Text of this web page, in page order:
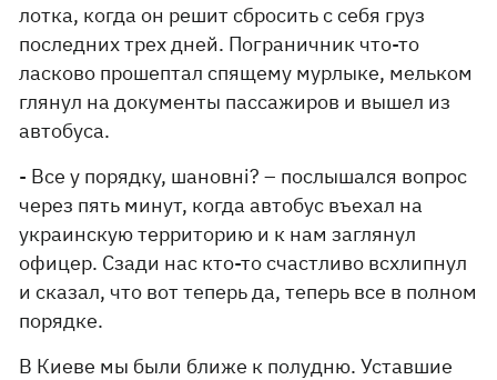
лотка, когда он решит сбросить с себя груз
последних трех дней. Пограничник что-то
ласково прошептал спящему мурлыке, мельком
глянул на документы пассажиров и вышел из
автобуса.
- Все у порядку, шановні? – послышался вопрос
через пять минут, когда автобус въехал на
украинскую территорию и к нам заглянул
офицер. Сзади нас кто-то счастливо всхлипнул
и сказал, что вот теперь да, теперь все в полном
порядке.
В Киеве мы были ближе к полудню. Уставшие